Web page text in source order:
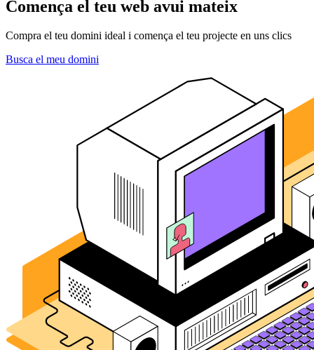
Comença el teu web avui mateix
Compra el teu domini ideal i comença el teu projecte en uns clics
Busca el meu domini